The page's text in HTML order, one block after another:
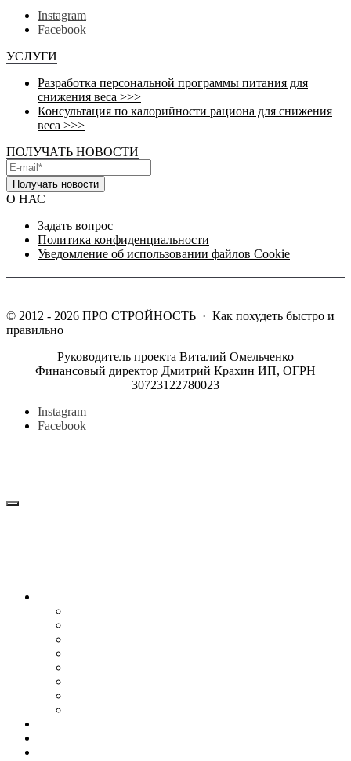
Instagram
Facebook
УСЛУГИ
Разработка персональной программы питания для
снижения веса >>>
Консультация по калорийности рациона для снижения
веса >>>
ПОЛУЧАТЬ НОВОСТИ
Получать новости
О НАС
Задать вопрос
Политика конфиденциальности
Уведомление об использовании файлов Cookie
© 2012 - 2026 ПРО СТРОЙНОСТЬ · Как похудеть быстро и
правильно
Руководитель проекта Виталий Омельченко
Финансовый директор Дмитрий Крахин ИП, ОГРН
30723122780023
Instagram
Facebook